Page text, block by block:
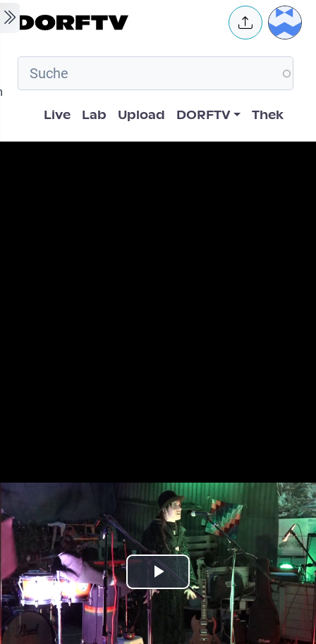
Skip to main content User
Hauptnavigation
Live Lab Upload DORFTV Thek
Play
Video